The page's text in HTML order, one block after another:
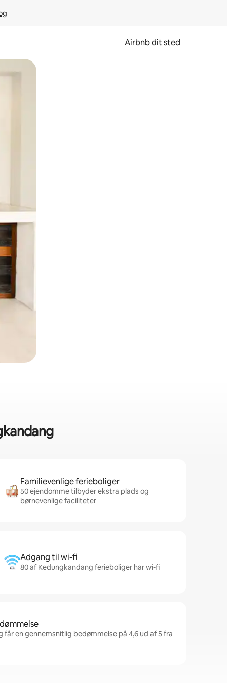
Airbnb dit sted
Familievenlige ferieboliger
50 ejendomme tilbyder ekstra plads og
børnevenlige faciliteter
Adgang til wi-fi
80 af Kedungkandang ferieboliger har wi-fi
får en gennemsnitlig bedømmelse på 4,6 ud af 5 fra